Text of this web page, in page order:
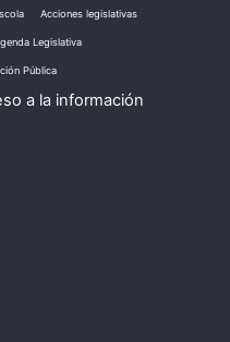
Acciones legislativas
Legislativa
Pública
a la información